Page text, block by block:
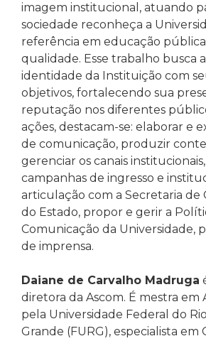
imagem institucional, atuando
sociedade reconheça a
referência em educação
qualidade. Esse trabalho busca
identidade da Instituição com
objetivos, fortalecendo sua
reputação nos diferentes
ações, destacam-se: elaborar e
de comunicação, produzir
gerenciar os canais
campanhas de ingresso e
articulação com a Secretaria de
do Estado, propor e gerir a
Comunicação da Universidade,
de imprensa.
Daiane de Carvalho Madruga
diretora da Ascom. É mestra em
pela Universidade Federal do Rio
Grande (FURG), especialista em